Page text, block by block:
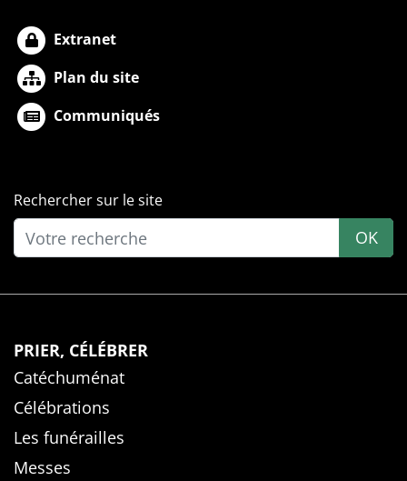
Extranet
Plan du site
Communiqués
Rechercher sur le site
OK
PRIER, CÉLÉBRER
Catéchuménat
Célébrations
Les funérailles
Messes